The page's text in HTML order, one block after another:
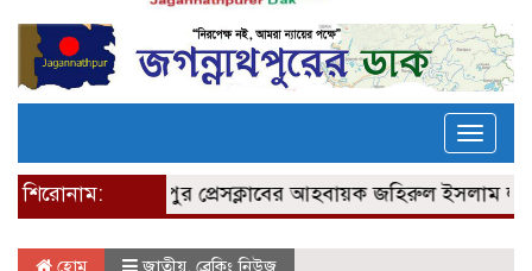
Toggle
শিরোনাম:জগন্নাথপুর প্রেসক্লাবের আহবায়ক জহিরুল ইসলাম লাল